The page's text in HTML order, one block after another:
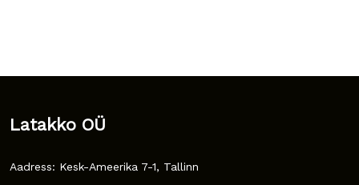
Latakko OÜ
Aadress: Kesk-Ameerika 7-1, Tallinn